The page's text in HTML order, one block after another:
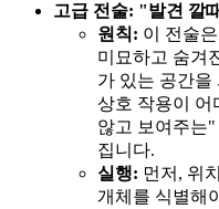
고급 전술: "발견 깔
원칙: 이 전술
미묘하고 숨겨
가 있는 공간을
상호 작용이 어
않고 보여주는
집니다.
실행: 먼저, 위
개체를 식별해